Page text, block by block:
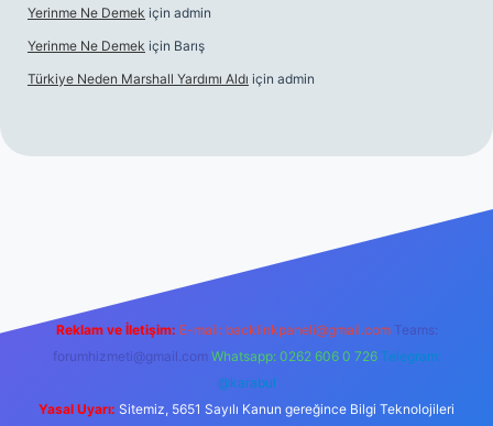
Yerinme Ne Demek için admin
Yerinme Ne Demek için Barış
Türkiye Neden Marshall Yardımı Aldı için admin
hiltonbet yeni giriş
Reklam ve İletişim: E-mail: backlinkpaneli@gmail.com Teams:
forumhizmeti@gmail.com Whatsapp: 0262 606 0 726 Telegram:
@karabul
Yasal Uyarı: Sitemiz, 5651 Sayılı Kanun gereğince Bilgi Teknolojileri